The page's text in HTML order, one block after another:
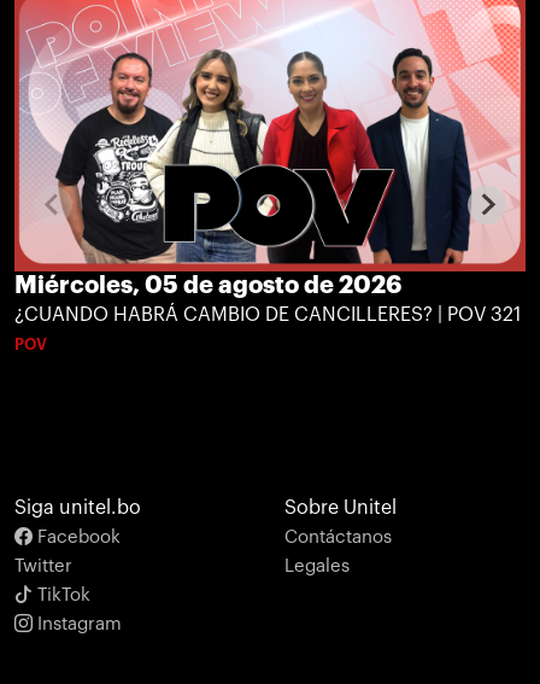
Miércoles, 05 de agosto de 2026
¿CUANDO HABRÁ CAMBIO DE CANCILLERES? | POV 321
POV
Siga unitel.bo
Facebook
Twitter
TikTok
Instagram
Sobre Unitel
Contáctanos
Legales